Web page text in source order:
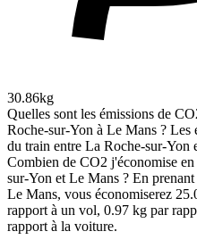
30.86kg
Quelles sont les émissions de
Roche-sur-Yon à Le Mans ? Les
du train entre La Roche-sur-Yon
Combien de CO2 j'économise
sur-Yon et Le Mans ? En
Le Mans, vous économiserez
rapport à un vol, 0.97 kg par
rapport à la voiture.